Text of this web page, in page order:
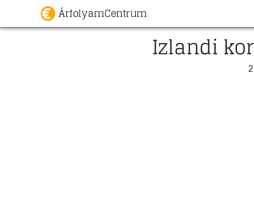
ÁrfolyamCentrum
Izlandi